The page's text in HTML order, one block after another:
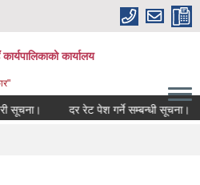
कार्यालय
सूचना। दर रेट पेश गर्ने सम्बन्धी सूचना।